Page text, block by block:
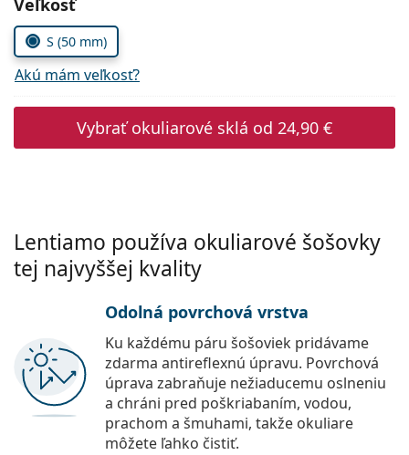
Persol
Prada
Všetky značky
Zvoľte parametre
S (50 mm)
Akú mám veľkosť?
Vybrať okuliarové sklá od 24,90 €
Lentiamo používa okuliarové šošovky
tej najvyššej kvality
Odolná povrchová vrstva
Ku každému páru šošoviek pridávame
zdarma antireflexnú úpravu. Povrchová
úprava zabraňuje nežiaducemu oslneniu
a chráni pred poškriabaním, vodou,
prachom a šmuhami, takže okuliare
môžete ľahko čistiť.